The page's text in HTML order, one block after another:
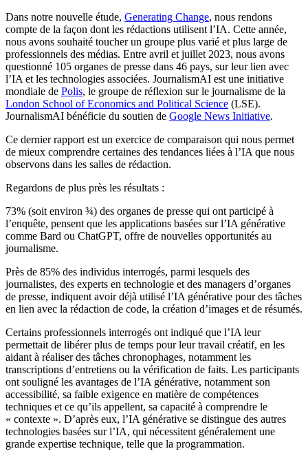
Dans notre nouvelle étude, Generating Change, nous rendons
compte de la façon dont les rédactions utilisent l’IA. Cette année,
nous avons souhaité toucher un groupe plus varié et plus large de
professionnels des médias. Entre avril et juillet 2023, nous avons
questionné 105 organes de presse dans 46 pays, sur leur lien avec
l’IA et les technologies associées. JournalismAI est une initiative
mondiale de Polis, le groupe de réflexion sur le journalisme de la
London School of Economics and Political Science (LSE).
JournalismAI bénéficie du soutien de Google News Initiative.
Ce dernier rapport est un exercice de comparaison qui nous permet
de mieux comprendre certaines des tendances liées à l’IA que nous
observons dans les salles de rédaction.
Regardons de plus près les résultats :
73% (soit environ ¾) des organes de presse qui ont participé à
l’enquête, pensent que les applications basées sur l’IA générative
comme Bard ou ChatGPT, offre de nouvelles opportunités au
journalisme.
Près de 85% des individus interrogés, parmi lesquels des
journalistes, des experts en technologie et des managers d’organes
de presse, indiquent avoir déjà utilisé l’IA générative pour des tâches
en lien avec la rédaction de code, la création d’images et de résumés.
Certains professionnels interrogés ont indiqué que l’IA leur
permettait de libérer plus de temps pour leur travail créatif, en les
aidant à réaliser des tâches chronophages, notamment les
transcriptions d’entretiens ou la vérification de faits. Les participants
ont souligné les avantages de l’IA générative, notamment son
accessibilité, sa faible exigence en matière de compétences
techniques et ce qu’ils appellent, sa capacité à comprendre le
« contexte ». D’après eux, l’IA générative se distingue des autres
technologies basées sur l’IA, qui nécessitent généralement une
grande expertise technique, telle que la programmation.